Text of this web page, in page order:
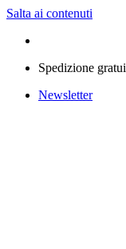
Salta ai contenuti
Spedizione
Newsletter